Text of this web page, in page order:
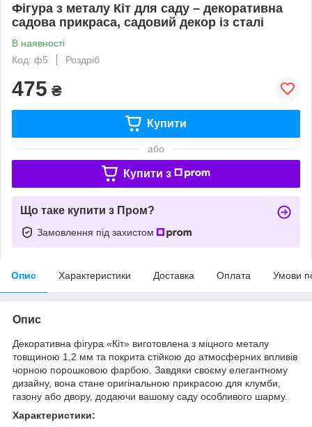
Фігура з металу Кіт для саду – декоративна
садова прикраса, садовий декор із сталі
В наявності
Код: ф5
Роздріб
475 ₴
Купити
або
Купити з
Що таке купити з Пром?
Замовлення під захистом
Опис Характеристики Доставка Оплата Умови
Опис
Декоративна фігура «Кіт» виготовлена з міцного металу
товщиною 1,2 мм та покрита стійкою до атмосферних впливів
чорною порошковою фарбою. Завдяки своєму елегантному
дизайну, вона стане оригінальною прикрасою для клумби,
газону або двору, додаючи вашому саду особливого шарму.
Характеристики: